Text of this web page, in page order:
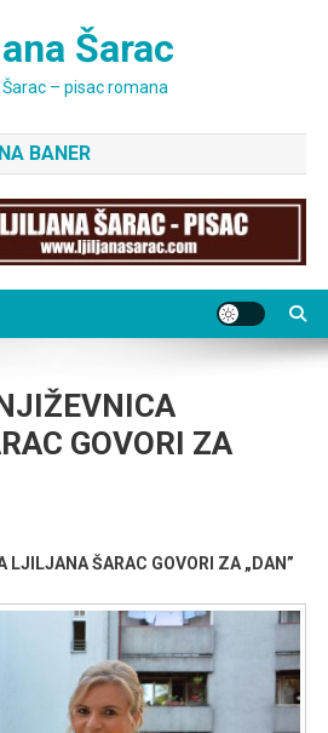
Šarac
Šarac – pisac romana
BANER
GOVORI ZA
LJILJANA ŠARAC GOVORI ZA „DAN”